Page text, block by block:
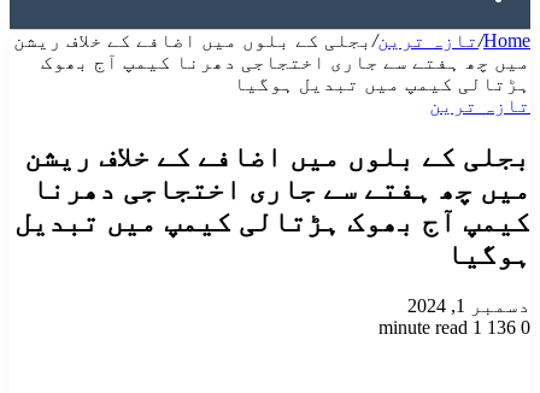
Home
/تازہ ترین/ بجلی کے بلوں میں اضافے کے خلاف ریشن
میں چھ ہفتے سے جاری اختجاجی دھرنا کیمپ آج بھوک
ہڑتالی کیمپ میں تبدیل ہوگیا
تازہ ترین
بجلی کے بلوں میں اضافے کے خلاف ریشن
میں چھ ہفتے سے جاری اختجاجی دھرنا
کیمپ آج بھوک ہڑتالی کیمپ میں تبدیل
ہوگیا
دسمبر 1, 2024
0
1 minute read